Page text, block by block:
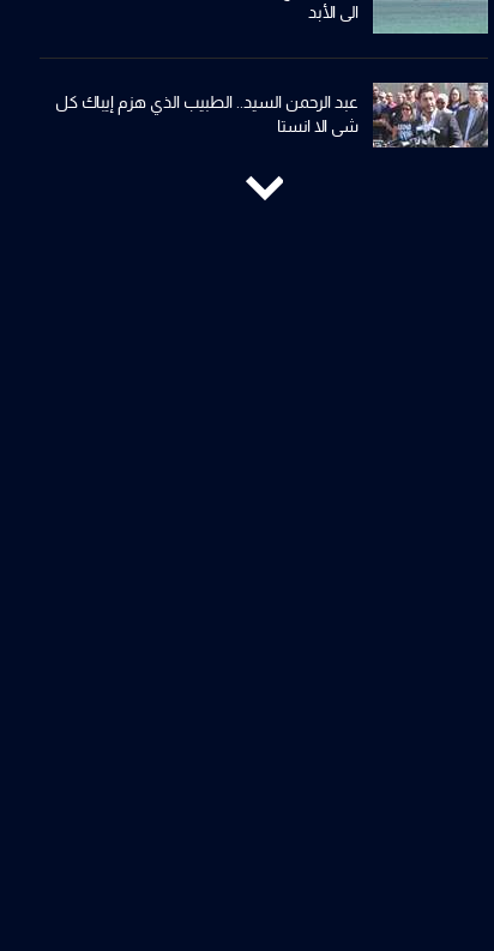
الى الأبد
عبد الرحمن السيد.. الطبيب الذي هزم إيباك كل
شي الا انستا